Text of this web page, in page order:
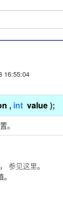
16:55:04
, int value);
。
参见这里。